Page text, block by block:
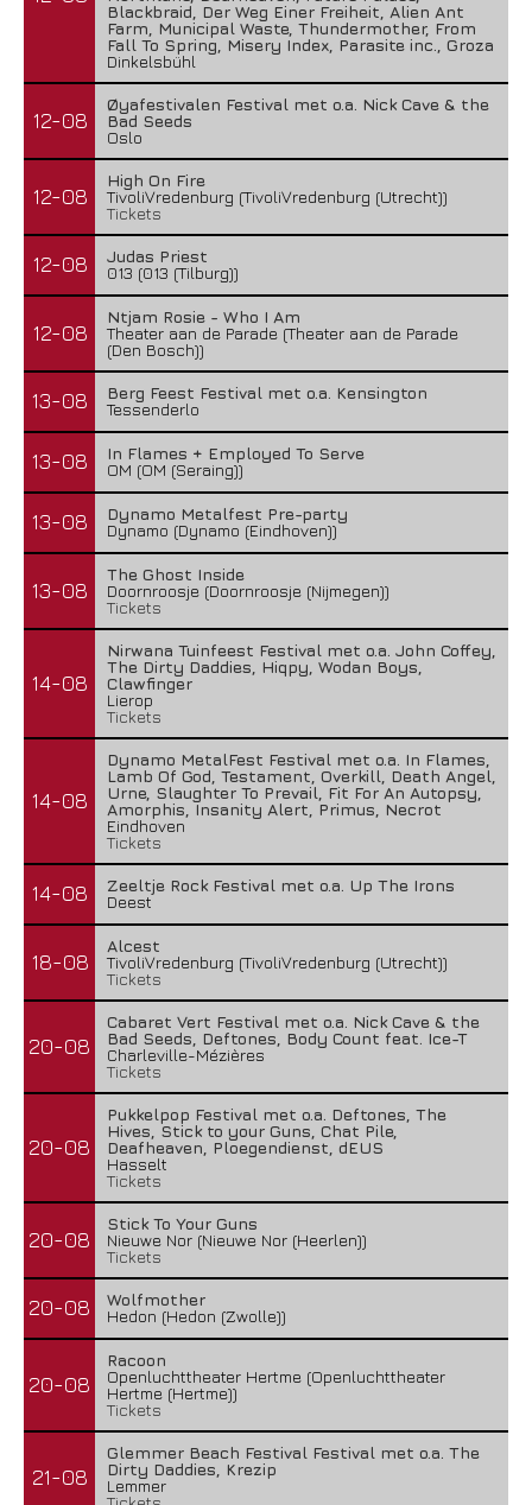
Blackbraid, Der Weg Einer Freiheit, Alien Ant
Farm, Municipal Waste, Thundermother, From
Fall To Spring, Misery Index, Parasite inc., Groza
Dinkelsbühl
12-08
Øyafestivalen Festival met o.a. Nick Cave & the
Bad Seeds
Oslo
12-08
High On Fire
TivoliVredenburg (TivoliVredenburg (Utrecht))
Tickets
12-08
Judas Priest
013 (013 (Tilburg))
12-08
Ntjam Rosie - Who I Am
Theater aan de Parade (Theater aan de Parade
(Den Bosch))
13-08
Berg Feest Festival met o.a. Kensington
Tessenderlo
13-08
In Flames + Employed To Serve
OM (OM (Seraing))
13-08
Dynamo Metalfest Pre-party
Dynamo (Dynamo (Eindhoven))
13-08
The Ghost Inside
Doornroosje (Doornroosje (Nijmegen))
Tickets
14-08
Nirwana Tuinfeest Festival met o.a. John Coffey,
The Dirty Daddies, Hiqpy, Wodan Boys,
Clawfinger
Lierop
Tickets
14-08
Dynamo MetalFest Festival met o.a. In Flames,
Lamb Of God, Testament, Overkill, Death Angel,
Urne, Slaughter To Prevail, Fit For An Autopsy,
Amorphis, Insanity Alert, Primus, Necrot
Eindhoven
Tickets
14-08
Zeeltje Rock Festival met o.a. Up The Irons
Deest
18-08
Alcest
TivoliVredenburg (TivoliVredenburg (Utrecht))
Tickets
20-08
Cabaret Vert Festival met o.a. Nick Cave & the
Bad Seeds, Deftones, Body Count feat. Ice-T
Charleville-Mézières
Tickets
20-08
Pukkelpop Festival met o.a. Deftones, The
Hives, Stick to your Guns, Chat Pile,
Deafheaven, Ploegendienst, dEUS
Hasselt
Tickets
20-08
Stick To Your Guns
Nieuwe Nor (Nieuwe Nor (Heerlen))
Tickets
20-08
Wolfmother
Hedon (Hedon (Zwolle))
20-08
Racoon
Openluchttheater Hertme (Openluchttheater
Hertme (Hertme))
Tickets
21-08
Glemmer Beach Festival Festival met o.a. The
Dirty Daddies, Krezip
Lemmer